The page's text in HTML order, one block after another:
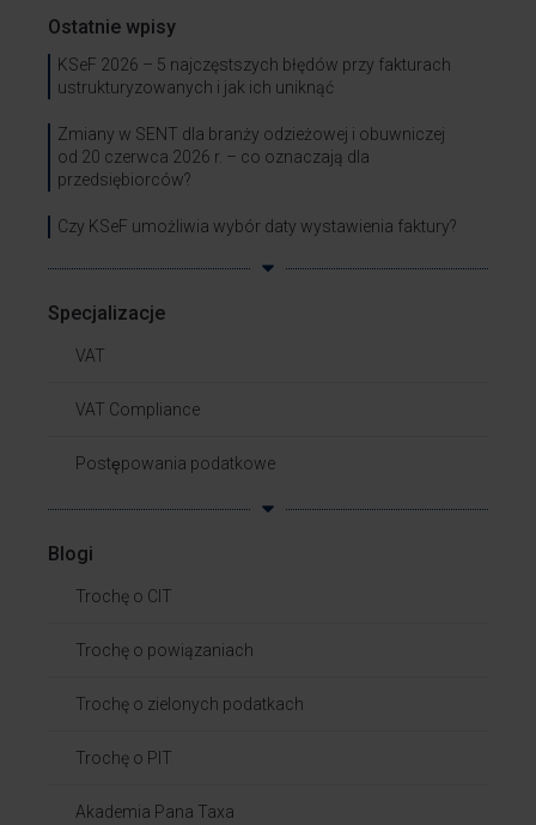
Ostatnie wpisy
KSeF 2026 – 5 najczęstszych błędów przy fakturach
ustrukturyzowanych i jak ich uniknąć
Zmiany w SENT dla branży odzieżowej i obuwniczej
od 20 czerwca 2026 r. – co oznaczają dla
przedsiębiorców?
Czy KSeF umożliwia wybór daty wystawienia faktury?
Specjalizacje
VAT
VAT Compliance
Postępowania podatkowe
Blogi
Trochę o CIT
Trochę o powiązaniach​
Trochę o zielonych podatkach
Trochę o PIT
Akademia Pana Taxa